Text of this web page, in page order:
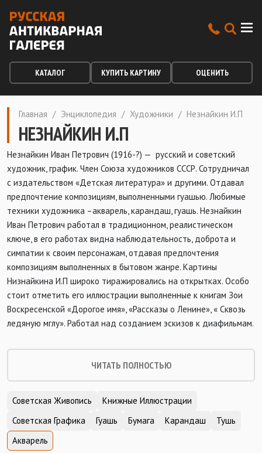
КАТАЛОГ КУПИТЬ КАРТИНУ ОЦЕНИТЬ
Главная / Энциклопедия / Художники / Незнайкин И.П
НЕЗНАЙКИН И.П
Незнайкин Иван Петрович (1916-?) — русский и советский
художник, график. Член Союза художников СССР. Сотрудничал
с издательством «Детская литература» и другими. Отдавал
предпочтение композициям, выполненными гуашью. Любимые
техники художника –акварель, карандаш, гуашь. Незнайкин
Иван Петрович работал в традиционном, реалистическом
ключе, в его работах видна наблюдательность, доброта и
симпатии к своим персонажам, отдавая предпочтения
композициям выполненных в бытовом жанре. Картины
Низнайкина И.П широко тиражировались на открытках. Особо
стоит отметить его иллюстрации выполненные к книгам Зои
Воскресенской «Дорогое имя», «Рассказы о Ленине», « Сквозь
ледяную мглу». Работал над созданием эскизов к диафильмам.
ЧИТАТЬ ПОЛНОСТЬЮ
Советская Живопись
Книжные Иллюстрации
Советская Графика
Гуашь Бумага Карандаш
Тушь
Акварель